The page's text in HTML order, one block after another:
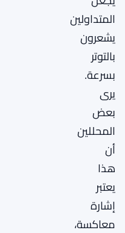
المتداولين
يشعرون
بالتوتر
بسرعة.
يرى
بعض
المحللين
أن
هذا
يعتبر
إشارة
معاكسة،